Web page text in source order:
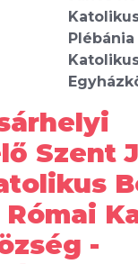
Plébánia
Szent
Római
-